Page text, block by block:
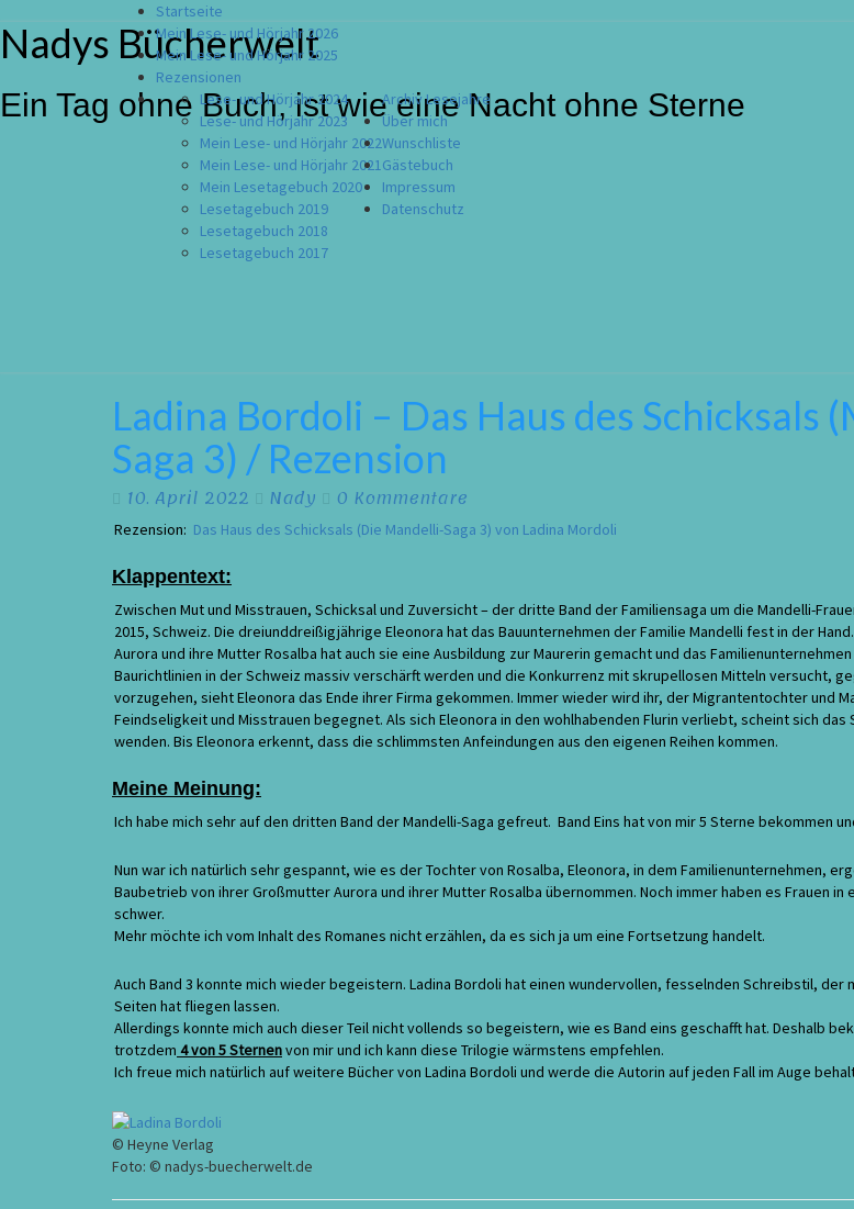
Skip
to
Startseite
Mein Lese- und Hörjahr 2026
Mein Lese- und Hörjahr 2025
Rezensionen
Archiv Lesejahre
Lese- und Hörjahr 2024
Lese- und Hörjahr 2023
Mein Lese- und Hörjahr 2022
Mein Lese- und Hörjahr 2021
Mein Lesetagebuch 2020
Lesetagebuch 2019
Lesetagebuch 2018
Lesetagebuch 2017
Über mich
Wunschliste
Gästebuch
Impressum
Datenschutz
Nadys Bücherwelt
Ein Tag ohne Buch, ist wie eine Nacht ohne Sterne
Ladina
Bordoli
–
Das
Haus
Schicksals
Saga
3)
/
Rezension
Ladina Bordoli – Das Haus des Schicksals
Saga 3) / Rezension
10. April 2022 Nady Kommentare
0 Kommentare
Rezension: Das Haus des Schicksals (Die Mandelli-Saga 3) von Ladina Mordoli
Klappentext:
Zwischen Mut und Misstrauen, Schicksal und Zuversicht – der dritte Band der Familiensaga um die Mandelli-
2015, Schweiz. Die dreiunddreißigjährige Eleonora hat das Bauunternehmen der Familie Mandelli fest in der
Aurora und ihre Mutter Rosalba hat auch sie eine Ausbildung zur Maurerin gemacht und das
Baurichtlinien in der Schweiz massiv verschärft werden und die Konkurrenz mit skrupellosen Mitteln versucht,
vorzugehen, sieht Eleonora das Ende ihrer Firma gekommen. Immer wieder wird ihr, der Migrantentochter und
Feindseligkeit und Misstrauen begegnet. Als sich Eleonora in den wohlhabenden Flurin verliebt, scheint sich das
wenden. Bis Eleonora erkennt, dass die schlimmsten Anfeindungen aus den eigenen Reihen kommen.
Meine Meinung:
Ich habe mich sehr auf den dritten Band der Mandelli-Saga gefreut. Band Eins hat von mir 5 Sterne bekommen
Nun war ich natürlich sehr gespannt, wie es der Tochter von Rosalba, Eleonora, in dem Familienunternehmen,
Baubetrieb von ihrer Großmutter Aurora und ihrer Mutter Rosalba übernommen. Noch immer haben es Frauen in
schwer.
Mehr möchte ich vom Inhalt des Romanes nicht erzählen, da es sich ja um eine Fortsetzung handelt.
Auch Band 3 konnte mich wieder begeistern. Ladina Bordoli hat einen wundervollen, fesselnden Schreibstil, der
Seiten hat fliegen lassen.
Allerdings konnte mich auch dieser Teil nicht vollends so begeistern, wie es Band eins geschafft hat. Deshalb
trotzdem 4 von 5 Sternenvon mir und ich kann diese Trilogie wärmstens empfehlen.
Ich freue mich natürlich auf weitere Bücher von Ladina Bordoli und werde die Autorin auf jeden Fall im Auge
© Heyne Verlag
Foto: © nadys-buecherwelt.de